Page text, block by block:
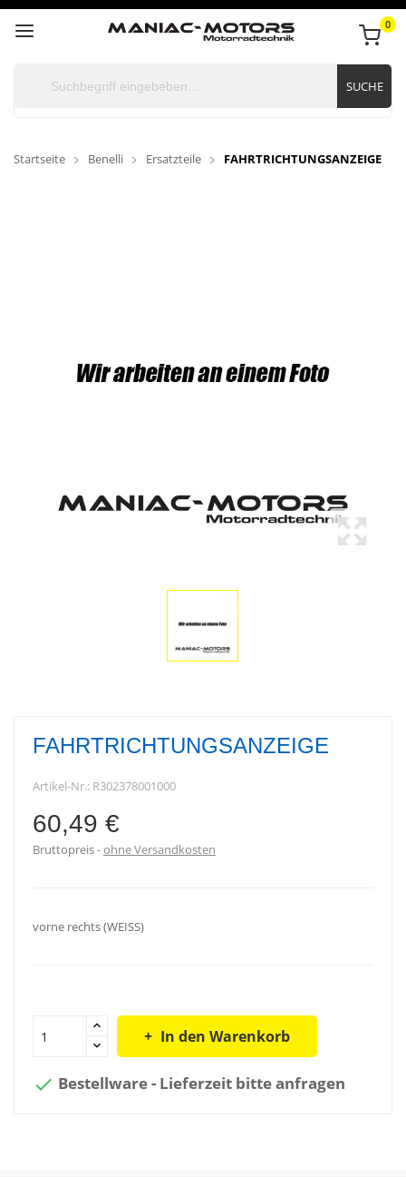
0
SUCHE
Startseite Benelli Ersatzteile FAHRTRICHTUNGSANZEIGE
FAHRTRICHTUNGSANZEIGE
Artikel-Nr.: R302378001000
60,49 €
Bruttopreis ohne Versandkosten
vorne rechts (WEISS)
In den Warenkorb
 Bestellware - Lieferzeit bitte anfragen